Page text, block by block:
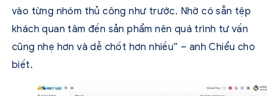
vào từng nhóm thủ công như trước. Nhờ có sẵn tệp
khách quan tâm đến sản phẩm nên quá trình tư vấn
cũng nhẹ hơn và dễ chốt hơn nhiều” – anh Chiểu cho
biết.